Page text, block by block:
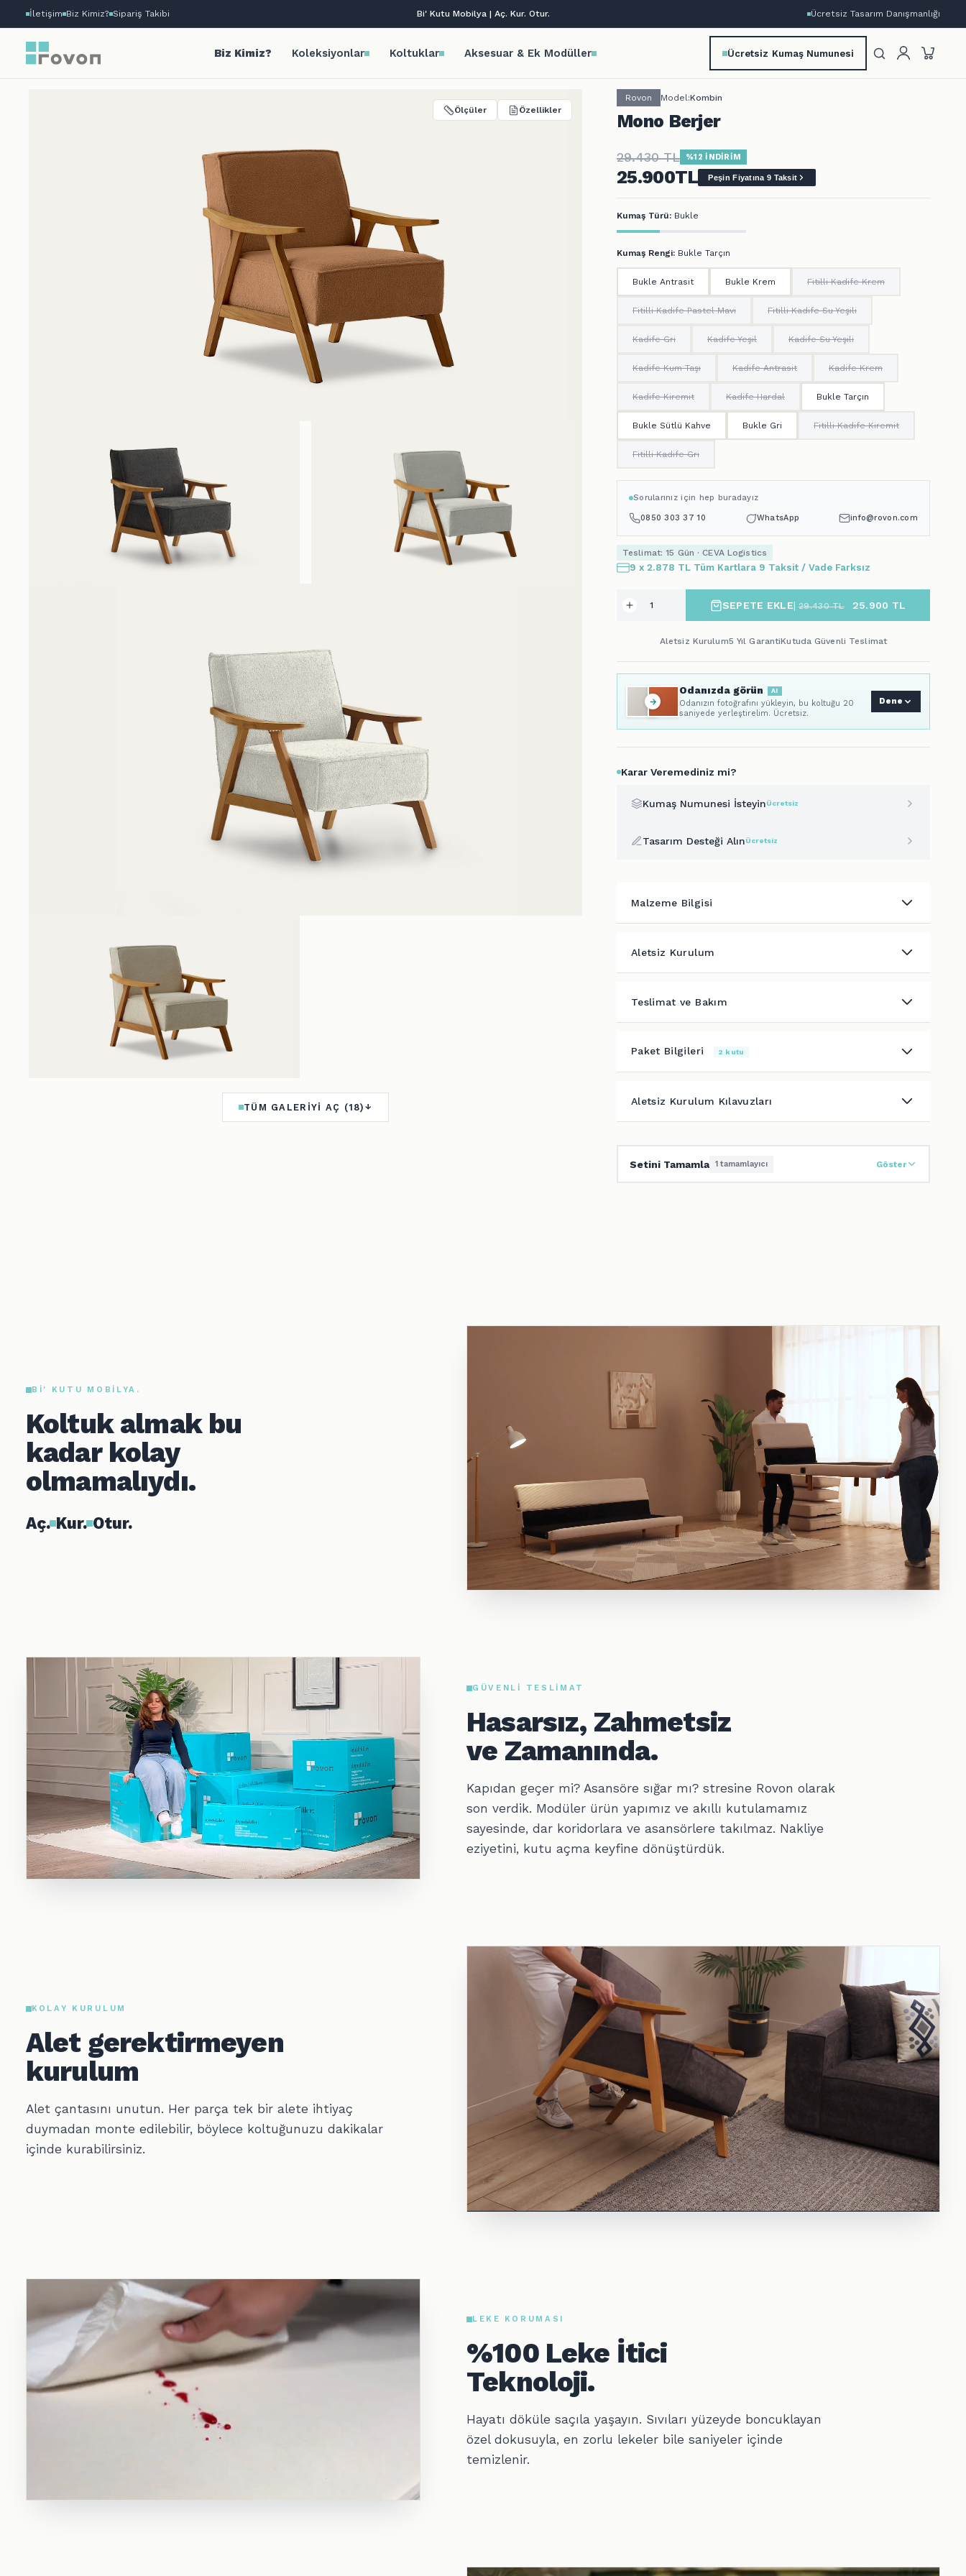
İletişim Biz Kimiz? Sipariş Takibi Tüm kredi kartlarına vade farksız 9 taksit! Ücretsiz Tasarım Danışmanlığı
Biz Kimiz? Koleksiyonlar Koltuklar Aksesuar & Ek Modüller Ücretsiz Kumaş Numunesi
Ölçüler Özellikler
TÜM GALERIYI AÇ (18)
Rovon Model:Kombin
Mono Berjer
29.430TL %12 İNDİRİM
25.900TL Peşin Fiyatına 9 Taksit
Kumaş Türü: Bukle
Kumaş Rengi: Bukle Tarçın
Bukle Antrasit Bukle Krem Fitilli Kadife Krem
Fitilli Kadife Pastel Mavi Fitilli Kadife Su Yeşili
Kadife Gri Kadife Yeşil Kadife Su Yeşili
Kadife Kum Taşı Kadife Antrasit Kadife Krem
Kadife Kiremit Kadife Hardal Bukle Tarçın
Bukle Sütlü Kahve Bukle Gri Fitilli Kadife Kiremit
Fitilli Kadife Gri
Sorularınız için hep buradayız
0850 303 37 10 WhatsApp info@rovon.com
Teslimat: 15 Gün · CEVA Logistics
9 x 2.878 TL Tüm Kartlara 9 Taksit / Vade Farksız
SEPETE EKLE| 29.430TL 25.900 TL
Aletsiz Kurulum5 Yıl GarantiKutuda Güvenli Teslimat
Odanızda görün AI
Odanızın fotoğrafını yükleyin, bu koltuğu 20
saniyede yerleştirelim. Ücretsiz.
Dene
Karar Veremediniz mi?
Kumaş Numunesi İsteyinÜcretsiz
Tasarım Desteği AlınÜcretsiz
Malzeme Bilgisi
Aletsiz Kurulum
Teslimat ve Bakım
Paket Bilgileri 2 kutu
Aletsiz Kurulum Kılavuzları
Setini Tamamla 1 tamamlayıcı Göster
BI' KUTU MOBILYA.
Koltuk almak bu
kadar kolay
olmamalıydı.
Aç. Kur. Otur.
GÜVENLI TESLIMAT
Hasarsız, Zahmetsiz
ve Zamanında.
Kapıdan geçer mi? Asansöre sığar mı? stresine Rovon olarak
son verdik. Modüler ürün yapımız ve akıllı kutulamamız
sayesinde, dar koridorlara ve asansörlere takılmaz. Nakliye
eziyetini, kutu açma keyfine dönüştürdük.
KOLAY KURULUM
Alet gerektirmeyen
kurulum
Alet çantasını unutun. Her parça tek bir alete ihtiyaç
duymadan monte edilebilir, böylece koltuğunuzu dakikalar
içinde kurabilirsiniz.
LEKE KORUMASI
%100 Leke İtici
Teknoloji.
Hayatı döküle saçıla yaşayın. Sıvıları yüzeyde boncuklayan
özel dokusuyla, en zorlu lekeler bile saniyeler içinde
temizlenir.